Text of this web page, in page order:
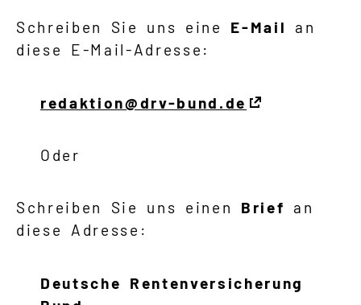
Schreiben Sie uns eine E-Mail
an
diese E-Mail-Adresse:
redaktion@drv-bund.de
Oder
Schreiben Sie uns einen Brief
an
diese Adresse:
Deutsche Rentenversicherung